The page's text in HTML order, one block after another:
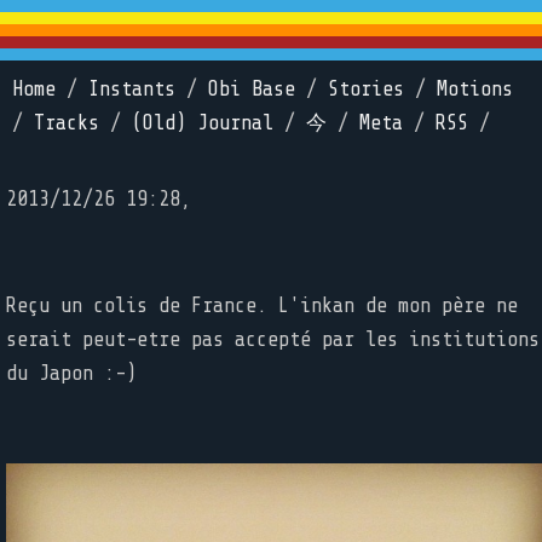
Home / Instants / Obi Base / Stories /
Motions
/ Tracks / (Old) Journal / 今 / Meta / RSS /
2013/12/26 19:28,
Reçu un colis de France. L'inkan de mon père ne
serait peut-etre pas accepté par les institutions
du Japon :-)